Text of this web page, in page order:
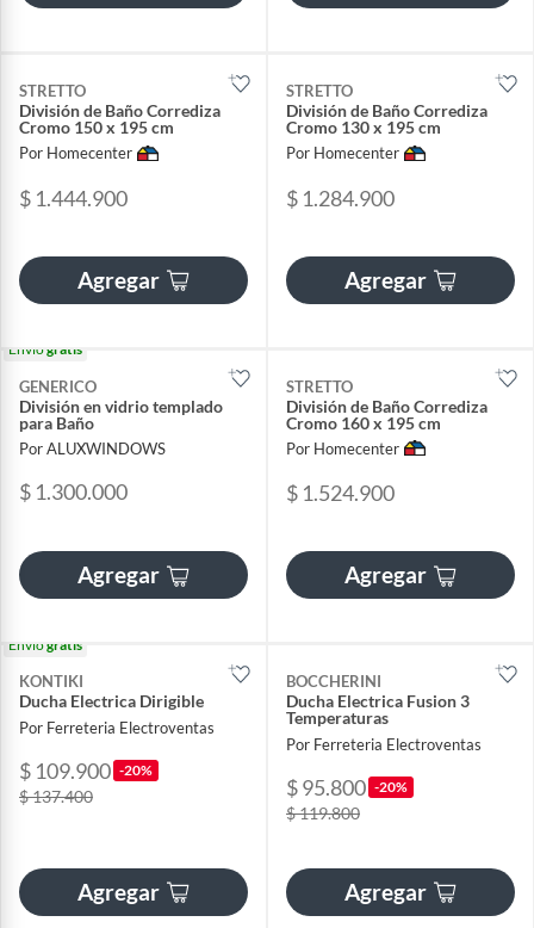
STRETTO
División de Baño Corrediza
Cromo 150 x 195 cm
Por Homecenter
$ 1.444.900
Agregar
STRETTO
División de Baño Corrediza
Cromo 130 x 195 cm
Por Homecenter
$ 1.284.900
Agregar
Envíogratis
GENERICO
División en vidrio templado
para Baño
Por ALUXWINDOWS
$ 1.300.000
Agregar
STRETTO
División de Baño Corrediza
Cromo 160 x 195 cm
Por Homecenter
$ 1.524.900
Agregar
Envíogratis
KONTIKI
Ducha Electrica Dirigible
Por Ferreteria Electroventas
$ 109.900 -20%
$ 137.400
Agregar
BOCCHERINI
Ducha Electrica Fusion 3
Temperaturas
Por Ferreteria Electroventas
$ 95.800 -20%
$ 119.800
Agregar